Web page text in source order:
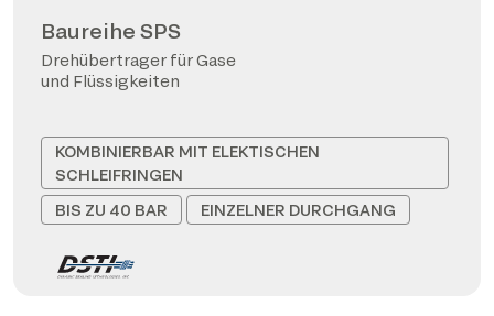
Baureihe SPS
Drehübertrager für Gase
und Flüssigkeiten
KOMBINIERBAR MIT ELEKTISCHEN
SCHLEIFRINGEN
BIS ZU 40 BAR
EINZELNER DURCHGANG